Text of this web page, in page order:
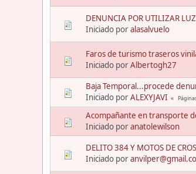
DENUNCIA POR UTILIZAR
Iniciado poralasalvuelo
Faros de turismo traseros
Iniciado porAlbertogh27
Baja Temporal...procede
Iniciado porALEXYJAVI
Acompañante en transporte
Iniciado poranatolewilson
DELITO 384 Y MOTOS DE
Iniciado por